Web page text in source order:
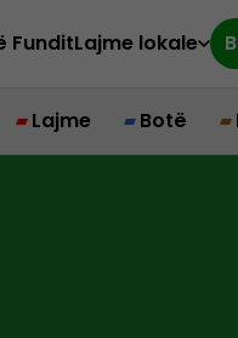
FunditLajme lokale
Lajme Botë